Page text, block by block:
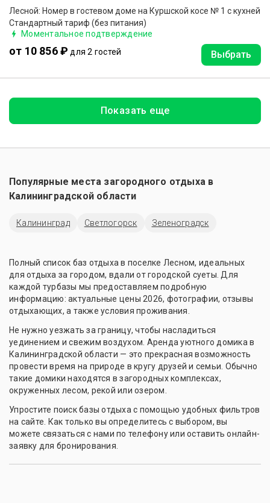
Лесной: Номер в гостевом доме на Куршской косе № 1 с кухней
Стандартный тариф (без питания)
Моментальное подтверждение
от 10 856 ₽ для 2 гостей Выбрать
Показать еще
Популярные места загородного отдыха в
Калининградской области
Калининград Светлогорск Зеленоградск
Полный список баз отдыха в поселке Лесном, идеальных
для отдыха за городом, вдали от городской суеты. Для
каждой турбазы мы предоставляем подробную
информацию: актуальные цены 2026, фотографии, отзывы
отдыхающих, а также условия проживания.
Не нужно уезжать за границу, чтобы насладиться
уединением и свежим воздухом. Аренда уютного домика в
Калининградской области — это прекрасная возможность
провести время на природе в кругу друзей и семьи. Обычно
такие домики находятся в загородных комплексах,
окруженных лесом, рекой или озером.
Упростите поиск базы отдыха с помощью удобных фильтров
на сайте. Как только вы определитесь с выбором, вы
можете связаться с нами по телефону или оставить онлайн-
заявку для бронирования.